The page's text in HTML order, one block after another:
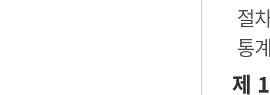
절
통
제